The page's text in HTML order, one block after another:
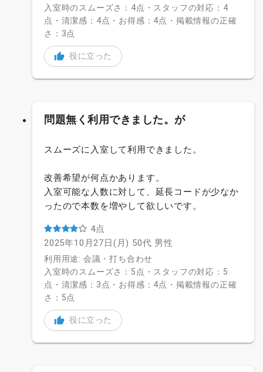
入室時のスムーズさ：4点・スタッフの対応：4
点・清潔感：4点・お得感：4点・掲載情報の正確
さ：3点
役に立った
問題無く利用できました。が
スムーズに入室して利用できました。
改善希望が何点かあります。
入室可能な人数に対して、延長コードが少なか
ったので本数を増やして欲しいです。
4点
2025年10月27日(月) 50代 男性
利用用途: 会議・打ち合わせ
入室時のスムーズさ：5点・スタッフの対応：5
点・清潔感：3点・お得感：4点・掲載情報の正確
さ：5点
役に立った